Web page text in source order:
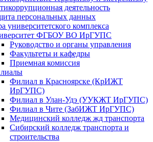
деятельность
персональных данных
университетского комплекса
ФГБОУ ВО ИрГУПС
Руководство и органы управления
Факультеты и кафедры
Приемная комиссия
Филиал в Красноярске (КрИЖТ
ИрГУПС)
Филиал в Улан-Удэ (УУКЖТ ИрГУПС)
Филиал в Чите (ЗабИЖТ ИрГУПС)
Медицинский колледж жд транспорта
Сибирский колледж транспорта и
строительства